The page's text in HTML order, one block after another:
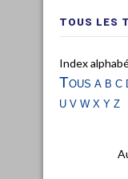
TOUS LES
Index
Tous a b c
uvwx yz